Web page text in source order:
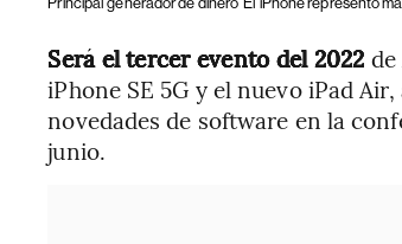
Será el tercer evento del 2022
iPhone SE 5G y el nuevo iPad
novedades de software en la
junio.